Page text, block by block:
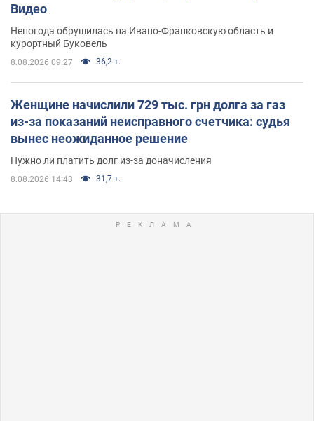
Видео
Непогода обрушилась на Ивано-Франковскую область и
курортный Буковель
8.08.2026 09:27 36,2 т.
Женщине начислили 729 тыс. грн долга за газ
из-за показаний неисправного счетчика: судья
вынес неожиданное решение
Нужно ли платить долг из-за доначисления
8.08.2026 14:43 31,7 т.